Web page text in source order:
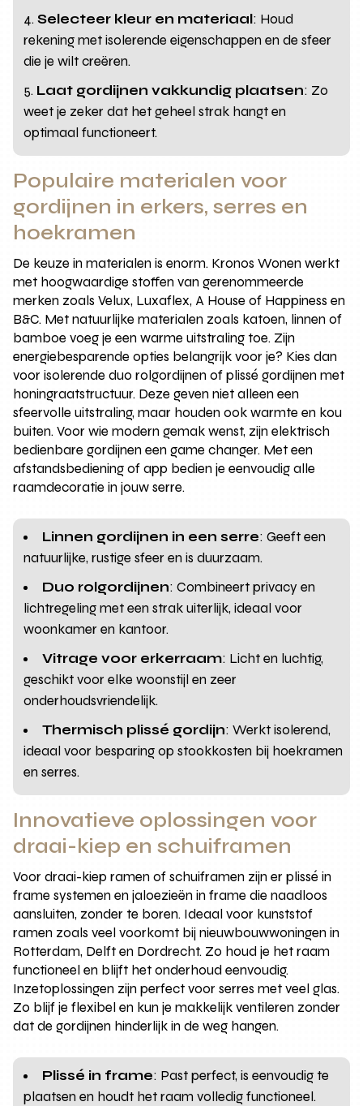
Selecteer kleur en materiaal: Houd
rekening met isolerende eigenschappen en de sfeer
die je wilt creëren.
Laat gordijnen vakkundig plaatsen: Zo
weet je zeker dat het geheel strak hangt en
optimaal functioneert.
Populaire materialen voor
gordijnen in erkers, serres en
hoekramen
De keuze in materialen is enorm. Kronos Wonen werkt
met hoogwaardige stoffen van gerenommeerde
merken zoals Velux, Luxaflex, A House of Happiness en
B&C. Met natuurlijke materialen zoals katoen, linnen of
bamboe voeg je een warme uitstraling toe. Zijn
energiebesparende opties belangrijk voor je? Kies dan
voor isolerende duo rolgordijnen of plissé gordijnen met
honingraatstructuur. Deze geven niet alleen een
sfeervolle uitstraling, maar houden ook warmte en kou
buiten. Voor wie modern gemak wenst, zijn elektrisch
bedienbare gordijnen een game changer. Met een
afstandsbediening of app bedien je eenvoudig alle
raamdecoratie in jouw serre.
Linnen gordijnen in een serre: Geeft een
natuurlijke, rustige sfeer en is duurzaam.
Duo rolgordijnen: Combineert privacy en
lichtregeling met een strak uiterlijk, ideaal voor
woonkamer en kantoor.
Vitrage voor erkerraam: Licht en luchtig,
geschikt voor elke woonstijl en zeer
onderhoudsvriendelijk.
Thermisch plissé gordijn: Werkt isolerend,
ideaal voor besparing op stookkosten bij hoekramen
en serres.
Innovatieve oplossingen voor
draai-kiep en schuiframen
Voor draai-kiep ramen of schuiframen zijn er plissé in
frame systemen en jaloezieën in frame die naadloos
aansluiten, zonder te boren. Ideaal voor kunststof
ramen zoals veel voorkomt bij nieuwbouwwoningen in
Rotterdam, Delft en Dordrecht. Zo houd je het raam
functioneel en blijft het onderhoud eenvoudig.
Inzetoplossingen zijn perfect voor serres met veel glas.
Zo blijf je flexibel en kun je makkelijk ventileren zonder
dat de gordijnen hinderlijk in de weg hangen.
Plissé in frame: Past perfect, is eenvoudig te
plaatsen en houdt het raam volledig functioneel.